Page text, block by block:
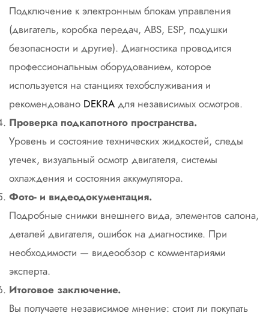
Подключение к электронным блокам управления
(двигатель, коробка передач, ABS, ESP, подушки
безопасности и другие). Диагностика проводится
профессиональным оборудованием, которое
используется на станциях техобслуживания и
рекомендовано DEKRA для независимых осмотров.
Проверка подкапотного пространства.
Уровень и состояние технических жидкостей, следы
утечек, визуальный осмотр двигателя, системы
охлаждения и состояния аккумулятора.
Фото- и видеодокументация.
Подробные снимки внешнего вида, элементов салона,
деталей двигателя, ошибок на диагностике. При
необходимости — видеообзор с комментариями
эксперта.
Итоговое заключение.
Вы получаете независимое мнение: стоит ли покупать